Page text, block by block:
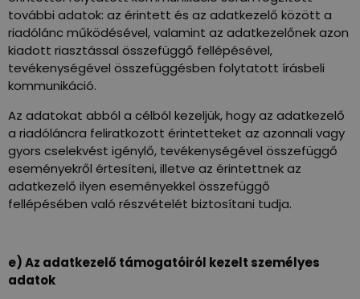
további adatok: az érintett és az adatkezelő között a
riadólánc működésével, valamint az adatkezelőnek azon
kiadott riasztással összefüggő fellépésével,
tevékenységével összefüggésben folytatott írásbeli
kommunikáció.
Az adatokat abból a célból kezeljük, hogy az adatkezelő
a riadóláncra feliratkozott érintetteket az azonnali vagy
gyors cselekvést igénylő, tevékenységével összefüggő
eseményekről értesíteni, illetve az érintettnek az
adatkezelő ilyen eseményekkel összefüggő
fellépésében való részvételét biztosítani tudja.
e) Az adatkezelő támogatóiról kezelt személyes
adatok